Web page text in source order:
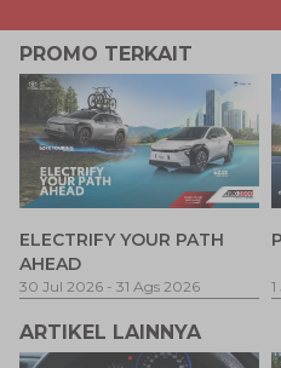
PROMO TERKAIT
ELECTRIFY YOUR PATH
AHEAD
30 Jul 2026 - 31 Ags 2026
ARTIKEL LAINNYA